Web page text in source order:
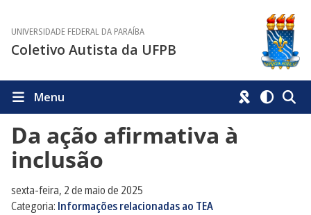
UNIVERSIDADE FEDERAL DA PARAÍBA
Coletivo Autista da UFPB
Menu
Da ação afirmativa à
inclusão
sexta-feira, 2 de maio de 2025
Categoria: Informações relacionadas ao TEA